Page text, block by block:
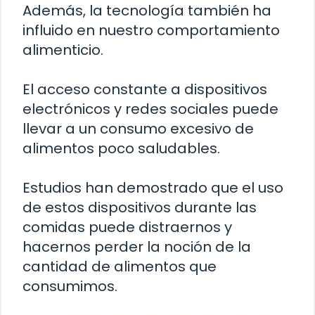
Además, la tecnología también ha
influido en nuestro comportamiento
alimenticio.
El acceso constante a dispositivos
electrónicos y redes sociales puede
llevar a un consumo excesivo de
alimentos poco saludables.
Estudios han demostrado que el uso
de estos dispositivos durante las
comidas puede distraernos y
hacernos perder la noción de la
cantidad de alimentos que
consumimos.